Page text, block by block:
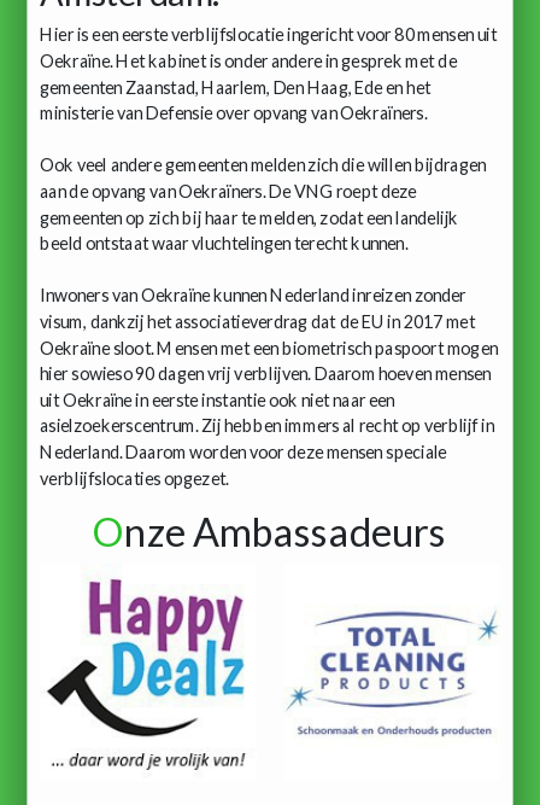
Hier is een eerste verblijfslocatie ingericht voor 80 mensen uit
Oekraïne. Het kabinet is onder andere in gesprek met de
gemeenten Zaanstad, Haarlem, Den Haag, Ede en het
ministerie van Defensie over opvang van Oekraïners.
Ook veel andere gemeenten melden zich die willen bijdragen
aan de opvang van Oekraïners. De VNG roept deze
gemeenten op zich bij haar te melden, zodat een landelijk
beeld ontstaat waar vluchtelingen terecht kunnen.
Inwoners van Oekraïne kunnen Nederland inreizen zonder
visum, dankzij het associatieverdrag dat de EU in 2017 met
Oekraïne sloot. Mensen met een biometrisch paspoort mogen
hier sowieso 90 dagen vrij verblijven. Daarom hoeven mensen
uit Oekraïne in eerste instantie ook niet naar een
asielzoekerscentrum. Zij hebben immers al recht op verblijf in
Nederland. Daarom worden voor deze mensen speciale
verblijfslocaties opgezet.
Onze Ambassadeurs